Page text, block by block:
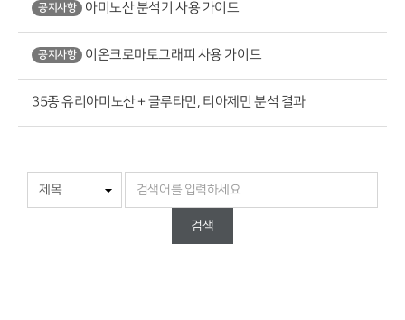
공지사항 아미노산 분석기 사용 가이드
공지사항 이온크로마토그래피 사용 가이드
35종 유리아미노산 + 글루타민, 티아제민 분석 결과
검색